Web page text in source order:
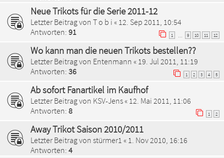
Neue Trikots für die Serie 2011-12
Letzter Beitrag von T o b i « 12. Sep 2011, 10:54
Antworten: 91 1 9 10 11 12
Wo kann man die neuen Trikots bestellen??
Letzter Beitrag von Entenmann « 19. Jul 2011, 11:19
Antworten: 36 1 2 3 4 5
Ab sofort Fanartikel im Kaufhof
Letzter Beitrag von KSV-Jens« 12. Mai 2011, 11:06
Antworten: 8 1 2
Away Trikot Saison 2010/2011
Letzter Beitrag von stürmer1 « 1. Nov 2010, 16:16
Antworten: 4